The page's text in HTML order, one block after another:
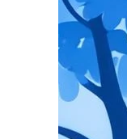
Estavam
secretário
no